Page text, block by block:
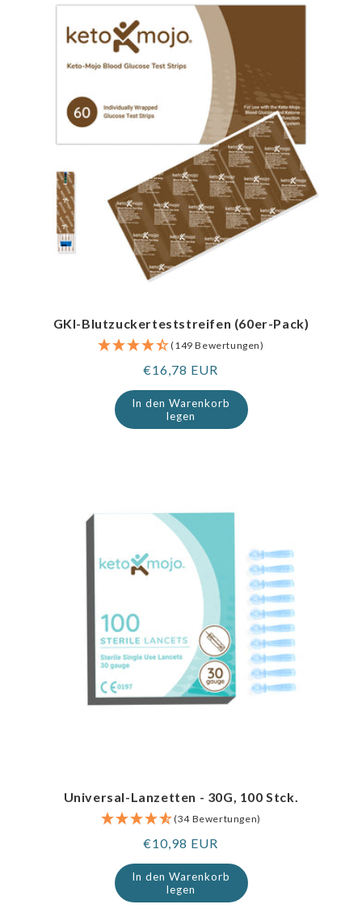
GKI-Blutzuckerteststreifen (60er-Pack)
(149 Bewertungen)
Regulärer
Preis
€16,78 EUR
In den Warenkorb
legen
Universal-Lanzetten - 30G, 100 Stck.
(34 Bewertungen)
Regulärer
Preis
€10,98 EUR
In den Warenkorb
legen